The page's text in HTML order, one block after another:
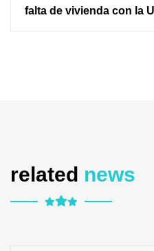
falta de vivienda con la
related news